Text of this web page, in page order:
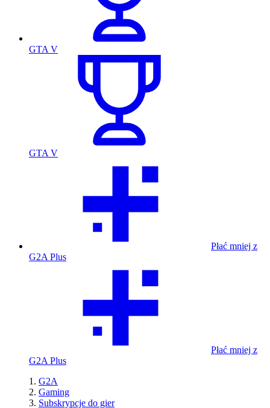
GTA V
GTA V
Płać mniej z
G2A Plus
Płać mniej z
G2A Plus
G2A
Gaming
Subskrypcje do gier